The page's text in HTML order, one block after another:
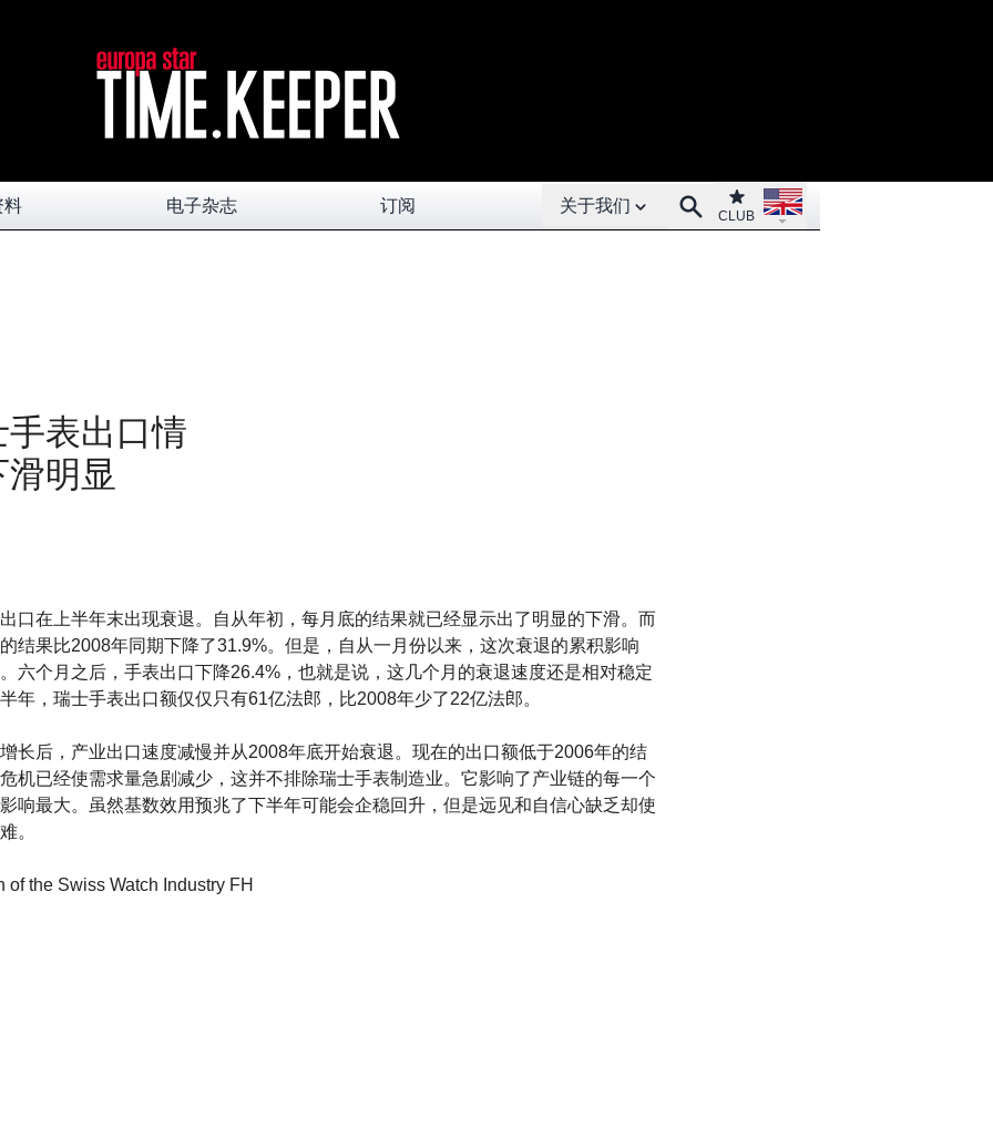
料 电子杂志 订阅
Open About menu
关于我们 SearchClub
CLUB
Open language menu
表出口情
明显
口在上半年末出现衰退。自从年初，每月底的结果就已经显示出了明显的下滑。而
结果比2008年同期下降了31.9%。但是，自从一月份以来，这次衰退的累积影响
六个月之后，手表出口下降26.4%，也就是说，这几个月的衰退速度还是相对稳定
年，瑞士手表出口额仅仅只有61亿法郎，比2008年少了22亿法郎。
长后，产业出口速度减慢并从2008年底开始衰退。现在的出口额低于2006年的结
机已经使需求量急剧减少，这并不排除瑞士手表制造业。它影响了产业链的每一个
响最大。虽然基数效用预兆了下半年可能会企稳回升，但是远见和自信心缺乏却使
。
of the Swiss Watch Industry FH